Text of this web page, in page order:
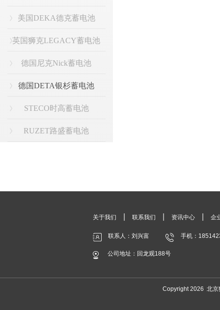
美国DEKA德克蓄电池
英国狮克LEGACY蓄电池
德国尼克Nick蓄电池
德国DETA银杉蓄电池
STECO时高蓄电池
RUZET路盛蓄电池
关于我们 联系我们 资讯中心 企
联系人：刘兴富 手机：
公司地址：回龙观188号
Copyright 2026 北